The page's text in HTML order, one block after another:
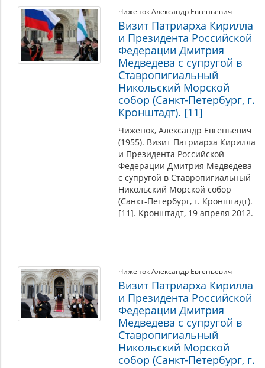
Чиженок Александр Евгеньевич
Визит Патриарха Кирилла
и Президента Российской
Федерации Дмитрия
Медведева с супругой в
Ставропигиальный
Никольский Морской
собор (Санкт-Петербург, г.
Кронштадт). [11]
Чиженок, Александр Евгеньевич
(1955). Визит Патриарха Кирилла
и Президента Российской
Федерации Дмитрия Медведева
с супругой в Ставропигиальный
Никольский Морской собор
(Санкт-Петербург, г. Кронштадт).
[11]. Кронштадт, 19 апреля 2012.
Чиженок Александр Евгеньевич
Визит Патриарха Кирилла
и Президента Российской
Федерации Дмитрия
Медведева с супругой в
Ставропигиальный
Никольский Морской
собор (Санкт-Петербург, г.